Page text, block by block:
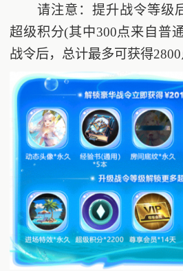
请注意：提升战令等级后
超级积分(其中300点来自普
战令后，总计最多可获得2800